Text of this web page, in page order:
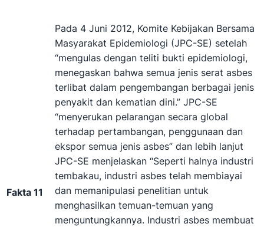
Fakta 11
Pada 4 Juni 2012, Komite Kebijakan Bersama
Masyarakat Epidemiologi (JPC-SE) setelah
“mengulas dengan teliti bukti epidemiologi,
menegaskan bahwa semua jenis serat asbes
terlibat dalam pengembangan berbagai jenis
penyakit dan kematian dini.” JPC-SE
“menyerukan pelarangan secara global
terhadap pertambangan, penggunaan dan
ekspor semua jenis asbes” dan lebih lanjut
JPC-SE menjelaskan “Seperti halnya industri
tembakau, industri asbes telah membiayai
dan memanipulasi penelitian untuk
menghasilkan temuan-temuan yang
menguntungkannya. Industri asbes membuat